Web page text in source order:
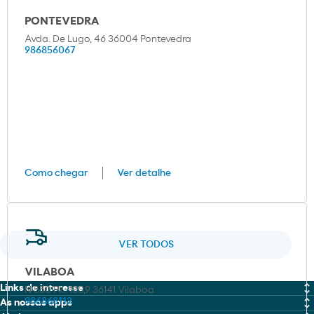
VER TODOS
PONTEVEDRA
Avda. De Lugo, 46 36004 Pontevedra
986856067
Como chegar Ver detalhe
VILABOA
N-550 Pk: 130,9 36141 Vilaboa
986868112
Links de interesse
MOEVE PRO
As nossas apps